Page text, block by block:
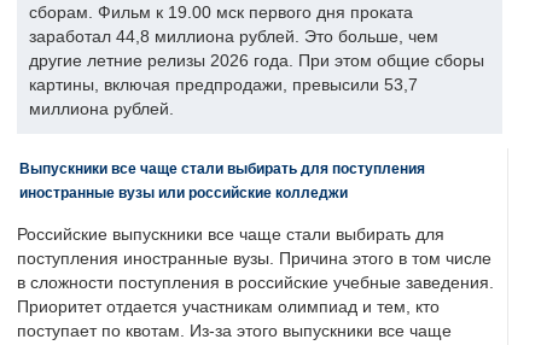
сборам. Фильм к 19.00 мск первого дня проката
заработал 44,8 миллиона рублей. Это больше, чем
другие летние релизы 2026 года. При этом общие сборы
картины, включая предпродажи, превысили 53,7
миллиона рублей.
Выпускники все чаще стали выбирать для поступления
иностранные вузы или российские колледжи
Российские выпускники все чаще стали выбирать для
поступления иностранные вузы. Причина этого в том числе
в сложности поступления в российские учебные заведения.
Приоритет отдается участникам олимпиад и тем, кто
поступает по квотам. Из-за этого выпускники все чаще